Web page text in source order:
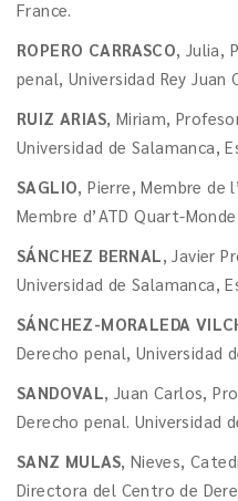
France.
ROPERO CARRASCO, Julia,
penal, Universidad Rey Juan
RUIZ ARIAS, Miriam,
Universidad de Salamanca,
SAGLIO, Pierre, Membre
Membre d’ATD Quart-
SÁNCHEZ BERNAL, Javier
Universidad de Salamanca,
SÁNCHEZ-MORALEDA
Derecho penal, Universidad
SANDOVAL, Juan Carlos,
Derecho penal. Universidad
SANZ MULAS, Nieves,
Directora del Centro de